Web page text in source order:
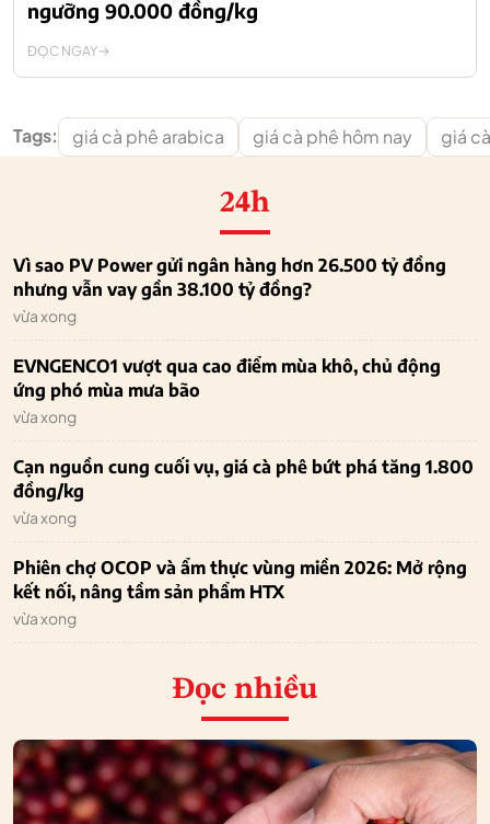
ngưỡng 90.000 đồng/kg
ĐỌC NGAY
Tags: giá cà phê arabica giá cà phê hôm nay giá
24h
Vì sao PV Power gửi ngân hàng hơn 26.500 tỷ đồng
nhưng vẫn vay gần 38.100 tỷ đồng?
vừa xong
EVNGENCO1 vượt qua cao điểm mùa khô, chủ động
ứng phó mùa mưa bão
vừa xong
Cạn nguồn cung cuối vụ, giá cà phê bứt phá tăng 1.800
đồng/kg
vừa xong
Phiên chợ OCOP và ẩm thực vùng miền 2026: Mở rộng
kết nối, nâng tầm sản phẩm HTX
vừa xong
Đọc nhiều